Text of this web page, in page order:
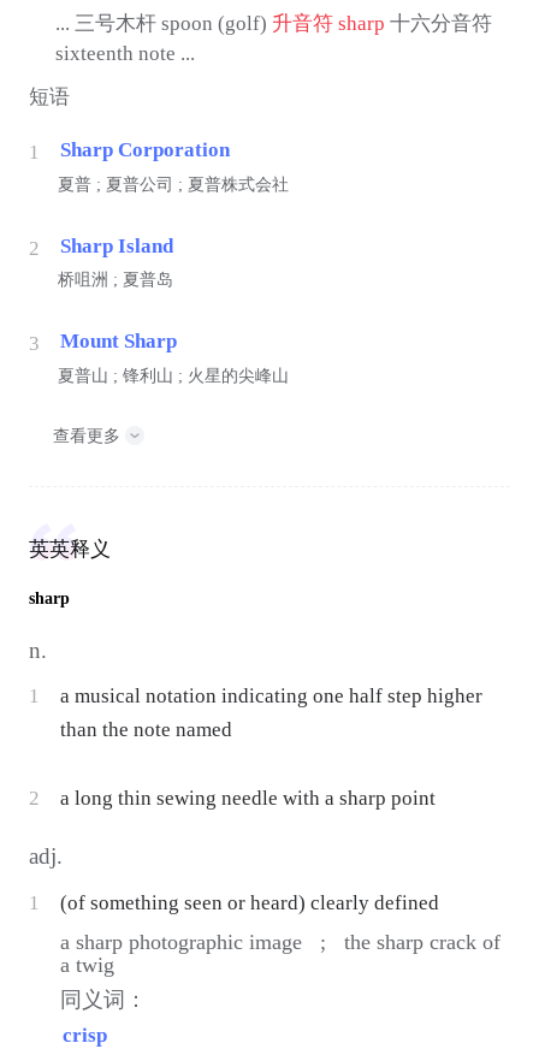
... 三号木杆 spoon (golf) 升音符 sharp 十六分音符
sixteenth note ...
短语
1 Sharp Corporation
夏普 ; 夏普公司 ; 夏普株式会社
2 Sharp Island
桥咀洲 ; 夏普岛
3 Mount Sharp
夏普山 ; 锋利山 ; 火星的尖峰山
查看更多
英英释义
sharp
n.
1
a musical notation indicating one half step higher
than the note named
2 a long thin sewing needle with a sharp point
adj.
1 (of something seen or heard) clearly defined
a sharp photographic image ;
the sharp crack of
a twig
同义词：
crisp